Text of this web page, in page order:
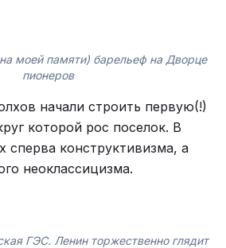
моей памяти) барельеф на Дворце
пионеров
начали строить первую(!)
которой рос поселок. В
сперва конструктивизма, а
неоклассицизма.
ГЭС. Ленин торжественно глядит